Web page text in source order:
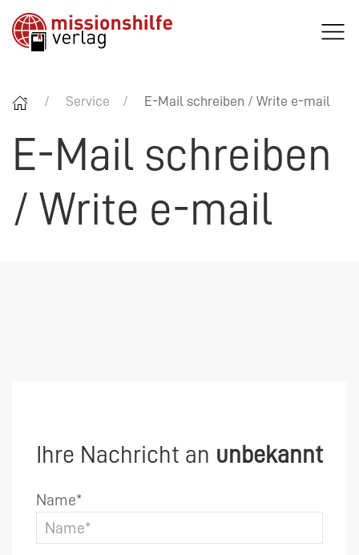
Service E-Mail schreiben / Write e-mail
E-Mail schreiben
/ Write e-mail
Ihre Nachricht an unbekannt
Name*